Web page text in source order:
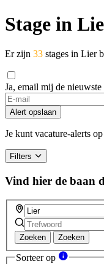
Stage in
Er zijn 33 stages in Lier
Ja, email mij de
Alert opslaan
Je kunt vacature-alerts
Filters
Vind hier de baan
Zoeken Zoeken
Sorteer op